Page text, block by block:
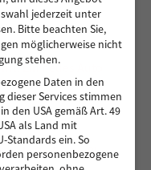
Ein neues Auto
Radisson Blu
jederzeit unter
Bitte beachten Sie,
möglicherweise nicht
stehen.
Daten in den
dieser Services stimmen
den USA gemäß Art. 49
als Land mit
Standards ein. So
personenbezogene